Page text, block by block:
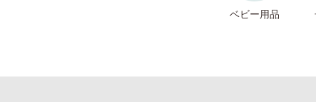
ベビー用品